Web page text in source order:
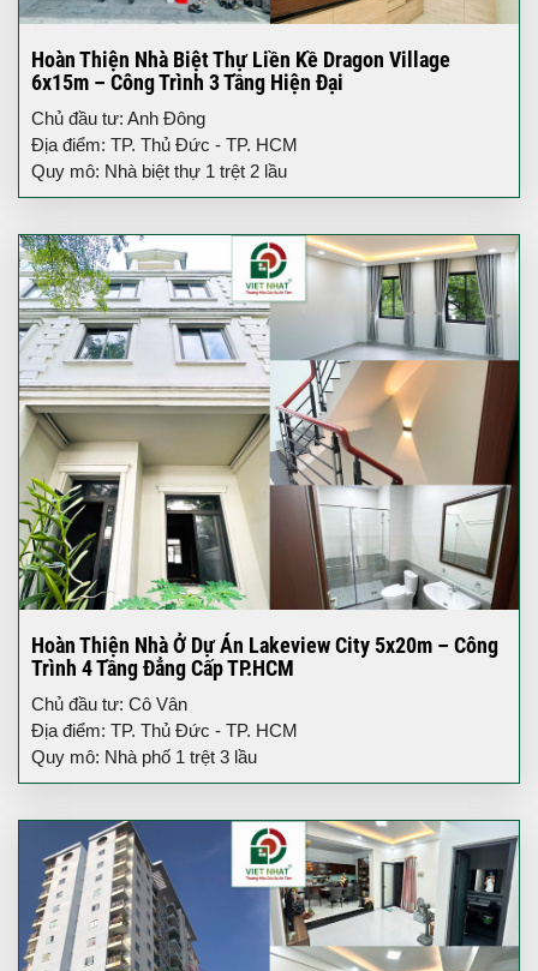
Hoàn Thiện Nhà Biệt Thự Liền Kề Dragon Village
6x15m – Công Trình 3 Tầng Hiện Đại
Chủ đầu tư: Anh Đông
Địa điểm: TP. Thủ Đức - TP. HCM
Quy mô: Nhà biệt thự 1 trệt 2 lầu
Hoàn Thiện Nhà Ở Dự Án Lakeview City 5x20m – Công
Trình 4 Tầng Đẳng Cấp TP.HCM
Chủ đầu tư: Cô Vân
Địa điểm: TP. Thủ Đức - TP. HCM
Quy mô: Nhà phố 1 trệt 3 lầu